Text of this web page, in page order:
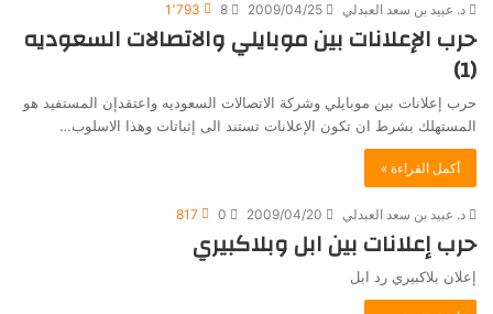
د. عبيد بن سعد العبدلي 2009/04/25
8 1٬793
حرب الإعلانات بين موبايلي والاتصالات السعوديه
(1)
حرب إعلانات بين موبايلي وشركة الاتصالات السعوديه واعتقدإن المستفيد هو
المستهلك بشرط ان تكون الإعلانات تستند الى إثباتات وهذا الاسلوب…
أكمل القراءة »
د. عبيد بن سعد العبدلي 2009/04/20
0
817
حرب إعلانات بين ابل وبلاكبيري
إعلان بلاكبيري رد ابل